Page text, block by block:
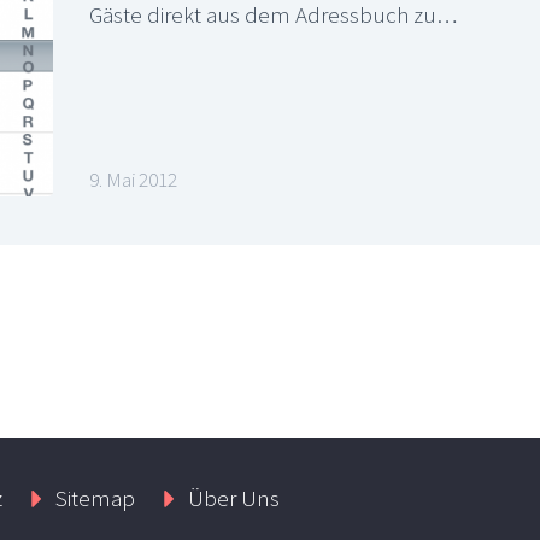
Gäste direkt aus dem Adressbuch zu…
9. Mai 2012
Sitemap Über Uns